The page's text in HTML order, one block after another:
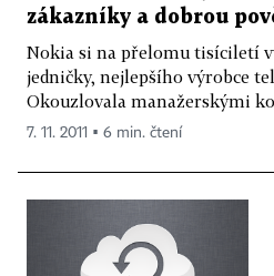
zákazníky a dobrou
Nokia si na přelomu tisíciletí
jedničky, nejlepšího výrobce
Okouzlovala manažerskými
7. 11. 2011 ▪ 6 min. čtení